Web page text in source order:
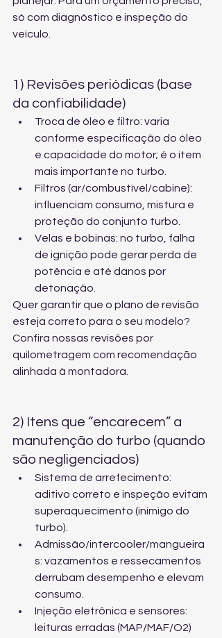
só com diagnóstico e inspeção do
veículo.
1) Revisões periódicas (base
da confiabilidade)
Troca de óleo e filtro: varia
conforme especificação do óleo
e capacidade do motor; é o item
mais importante no turbo.
Filtros (ar/combustível/cabine):
influenciam consumo, mistura e
proteção do conjunto turbo.
Velas e bobinas: no turbo, falha
de ignição pode gerar perda de
potência e até danos por
detonação.
Quer garantir que o plano de revisão
esteja correto para o seu modelo?
Confira nossas revisões por
quilometragem com recomendação
alinhada à montadora.
2) Itens que “encarecem” a
manutenção do turbo (quando
são negligenciados)
Sistema de arrefecimento:
aditivo correto e inspeção evitam
superaquecimento (inimigo do
turbo).
Admissão/intercooler/mangueira
s: vazamentos e ressecamentos
derrubam desempenho e elevam
consumo.
Injeção eletrônica e sensores:
leituras erradas (MAP/MAF/O2)